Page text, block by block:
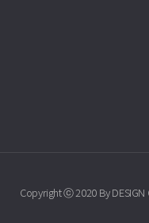
Copyright ⓒ 2020 By DESIGN